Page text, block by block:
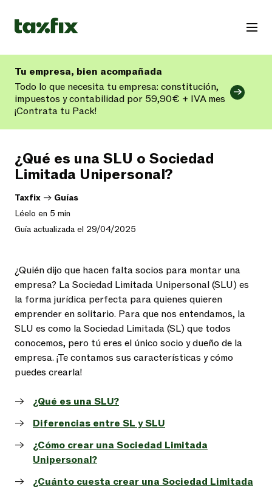
Tu empresa, bien acompañada
Todo lo que necesita tu empresa: constitución,
impuestos y contabilidad por 59,90€ + IVA mes
¡Contrata tu Pack!
¿Qué es una SLU o Sociedad
Limitada Unipersonal?
Taxfix -> Guías
Léelo en 5 min
Guía actualizada el 29/04/2025
¿Quién dijo que hacen falta socios para montar una
empresa? La Sociedad Limitada Unipersonal (SLU) es
la forma jurídica perfecta para quienes quieren
emprender en solitario. Para que nos entendamos, la
SLU es como la Sociedad Limitada (SL) que todos
conocemos, pero tú eres el único socio y dueño de la
empresa. ¡Te contamos sus características y cómo
puedes crearla!
¿Qué es una SLU?
Diferencias entre SL y SLU
¿Cómo crear una Sociedad Limitada
Unipersonal?
¿Cuánto cuesta crear una Sociedad Limitada